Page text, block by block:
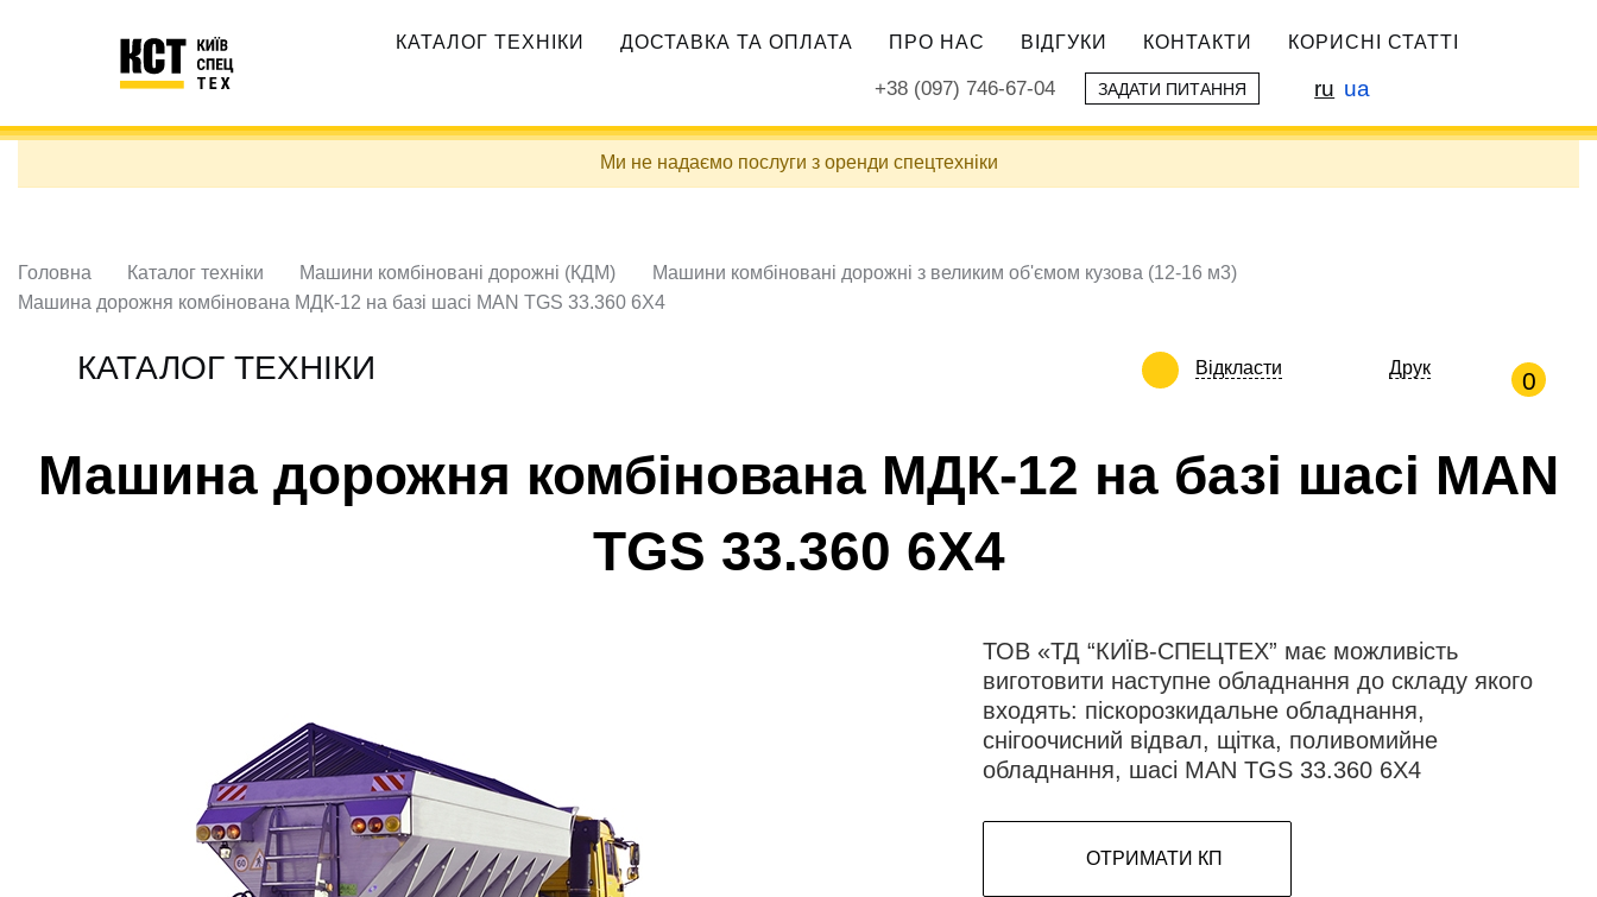
навигация
КАТАЛОГ ТЕХНІКИ ДОСТАВКА ТА ОПЛАТА ПРО НАС ВІДГУКИ КОНТАКТИ КОРИСНІ СТАТТІ
+38 (097) 746-67-04 ЗАДАТИ ПИТАННЯ ru ua
Ми не надаємо послуги з оренди спецтехніки
Головна Каталог техніки Машини комбіновані дорожні (КДМ)
Машини комбіновані дорожні з великим об'ємом кузова (12-16 м3)
Машина дорожня комбінована МДК-12 на базі шасі MAN TGS 33.360 6X4
КАТАЛОГ ТЕХНІКИ Відкласти Друк 0
Машина дорожня комбінована МДК-12 на базі шасі MAN
TGS 33.360 6X4
ТОВ «ТД “КИЇВ-СПЕЦТЕХ” має можливість
виготовити наступне обладнання до складу якого
входять: піскорозкидальне обладнання,
снігоочисний відвал, щітка, поливомийне
обладнання, шасі MAN TGS 33.360 6X4
ОТРИМАТИ КП